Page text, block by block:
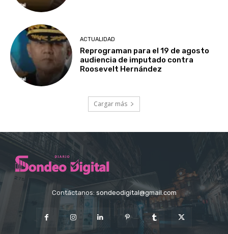
ACTUALIDAD
Reprograman para el 19 de agosto
audiencia de imputado contra
Roosevelt Hernández
Cargar más
Contáctanos: sondeodigital@gmail.com